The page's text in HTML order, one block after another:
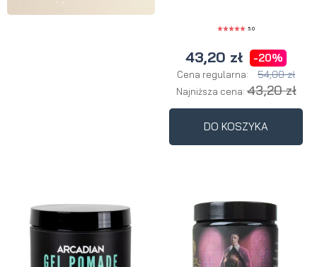
5.0
43,20 zł -20%
Cena regularna: 54,00 zł
Najniższa cena:43,20 zł
DO KOSZYKA